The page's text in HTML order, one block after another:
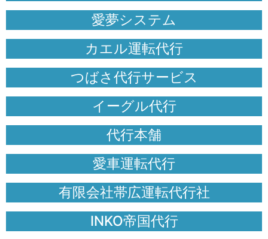
愛夢システム
カエル運転代行
つばさ代行サービス
イーグル代行
代行本舗
愛車運転代行
有限会社帯広運転代行社
INKO帝国代行